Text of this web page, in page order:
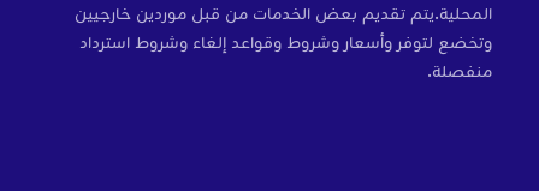
المحلية.يتم تقديم بعض الخدمات من قبل موردين خارجيين
وتخضع لتوفر وأسعار وشروط وقواعد إلغاء وشروط استرداد
منفصلة.